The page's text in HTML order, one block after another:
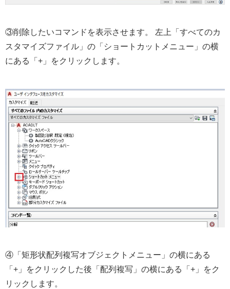
③削除したいコマンドを表示させます。 左上「すべてのカ
スタマイズファイル」の「ショートカットメニュー」の横
にある「+」をクリックします。
④「矩形状配列複写オブジェクトメニュー」の横にある
「+」をクリックした後「配列複写」の横にある「+」をク
リックします。